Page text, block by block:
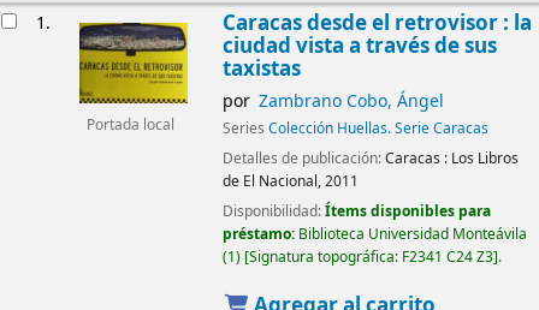
1.
Portada local
Caracas desde el retrovisor : la
ciudad vista a través de sus
taxistas
por Zambrano Cobo, Ángel
Series Colección Huellas. Serie Caracas
Detalles de publicación:Caracas : Los Libros
de El Nacional,2011
Disponibilidad:Ítems disponibles para
préstamo: Biblioteca Universidad Monteávila
(1) Signatura topográfica: F2341 C24 Z3 .